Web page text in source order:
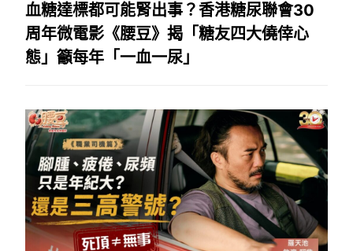
血糖達標都可能腎出事？香港糖尿聯會30
周年微電影《腰豆》揭「糖友四大僥倖心
態」籲每年「一血一尿」